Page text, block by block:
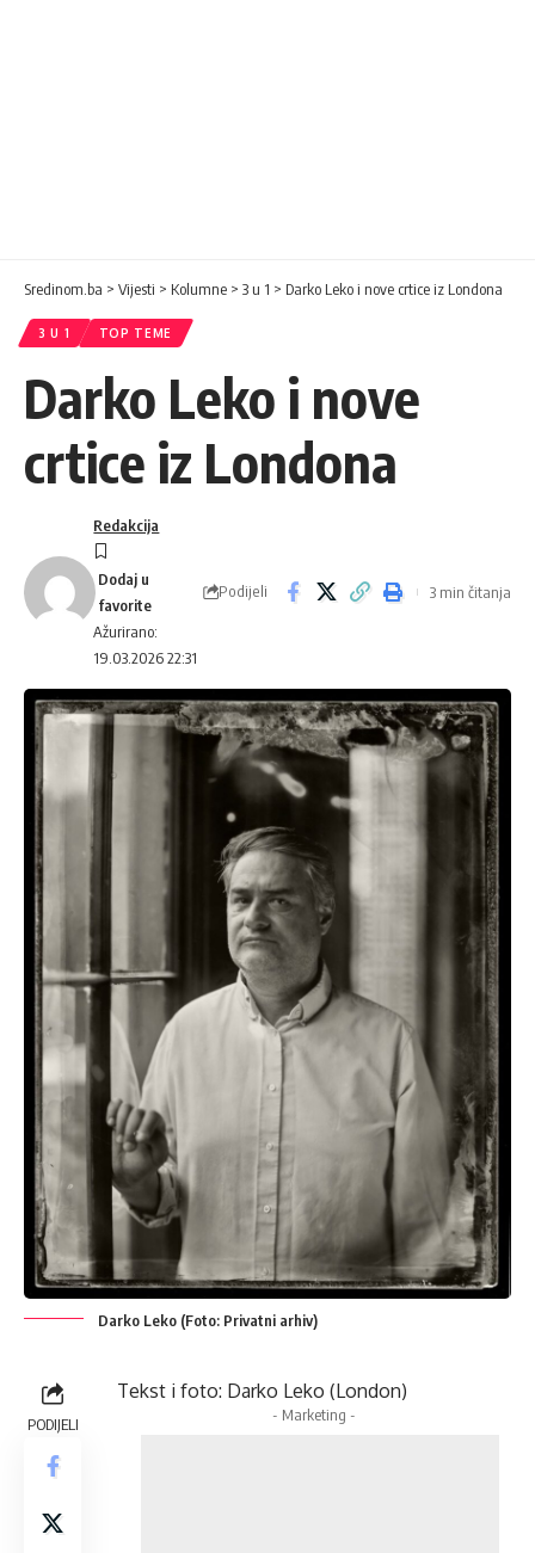
Sredinom.ba > Vijesti > Kolumne > 3 u 1 > Darko Leko i nove crtice iz Londona
3 U 1 TOP TEME
Darko Leko i nove
crtice iz Londona
Ažurirano:
19.03.2026 22:31
Redakcija
Podijeli 3 min čitanja
Darko Leko (Foto: Privatni arhiv)
PODIJELI
Tekst i foto: Darko Leko (London)
- Marketing -